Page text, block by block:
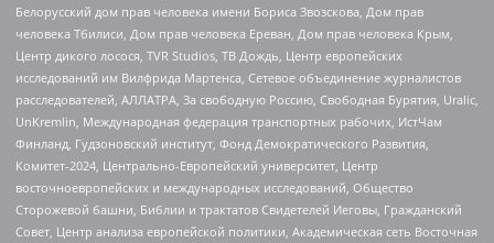
Белорусский дом прав человека имени Бориса Звозскова, Дом прав
человека Тбилиси, Дом прав человека Ереван, Дом прав человека Крым,
Центр дикого лосося, TVR Studios, ТВ Дождь, Центр европейских
исследований им Вилфрида Мартенса, Сетевое объединение журналистов
расследователей, АЛЛАТРА, За свободную Россию, Свободная Бурятия, Uralic,
UnKremlin, Международная федерация транспортных рабочих, ИстЧам
Финланд, Гудзоновский институт, Фонд Демократического Развития,
Комитет-2024, Центрально-Европейский университет, Центр
восточноевропейских и международных исследований, Общество
Сторожевой башни, Библии и трактатов Свидетелей Иеговы, Гражданский
Совет, Центр анализа европейской политики, Академическая сеть Восточная